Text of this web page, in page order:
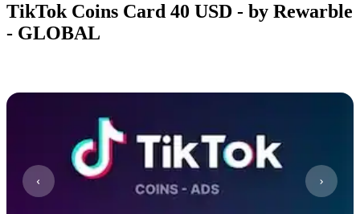
TikTok Coins Card 40 USD - by Rewarble
- GLOBAL